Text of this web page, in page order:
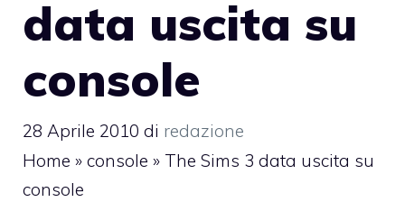
data uscita su
console
28 Aprile 2010 di redazione
Home » console » The Sims 3 data uscita su
console